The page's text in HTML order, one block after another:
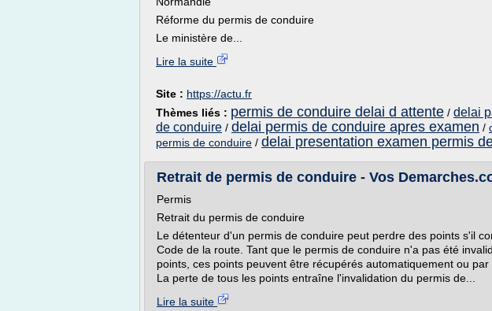
Réforme du permis de conduire
Le ministère de...
Lire la suite
Site : https://actu.fr
Thèmes liés : permis de conduire delai d attente / delai
de conduire / delai permis de conduire apres examen /
permis de conduire / delai presentation examen permis
Retrait de permis de conduire - Vos
Permis
Retrait du permis de conduire
Le détenteur d'un permis de conduire peut perdre des points s'il
Code de la route. Tant que le permis de conduire n'a pas été
points, ces points peuvent être récupérés automatiquement ou par
La perte de tous les points entraîne l'invalidation du permis de...
Lire la suite